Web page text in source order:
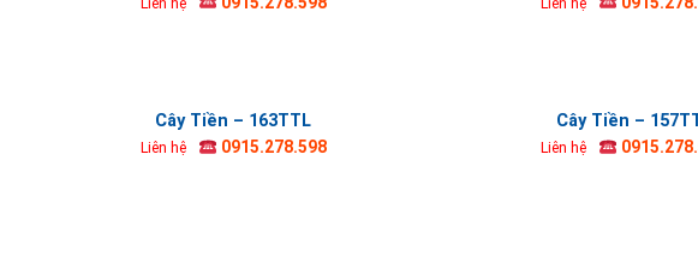
Liên hệ Liên hệ
Cây Tiền – 163TTL
Liên hệ 0915.278.598
Cây Tiền –
Liên hệ